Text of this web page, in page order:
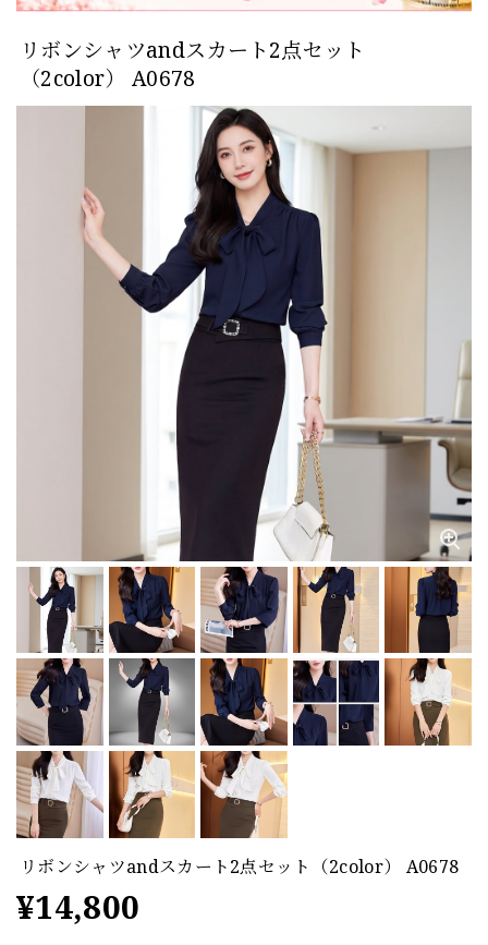
リボンシャツandスカート2点セット
（2color） A0678
リボンシャツandスカート2点セット（2color） A0678
¥14,800